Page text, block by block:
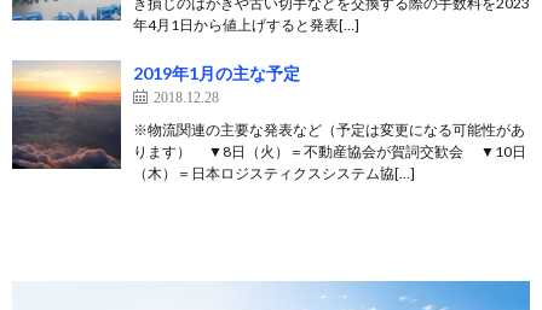
年4月1日から値上げすると発表[…]
2019年1月の主な予定
2018.12.28
※物流関連の主要な発表など（予定は変更になる可能性があ
ります） ▼8日（火）＝不動産協会が賀詞交歓会 ▼10日
（木）＝日本ロジスティクスシステム協[…]